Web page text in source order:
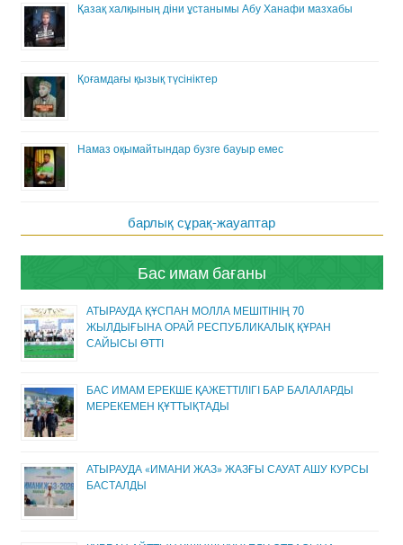
Қазақ халқының діни ұстанымы Абу Ханафи мазхабы
Қоғамдағы қызық түсініктер
Намаз оқымайтындар бузге бауыр емес
барлық сұрақ-жауаптар
Бас имам бағаны
АТЫРАУДА ҚҰСПАН МОЛЛА МЕШІТІНІҢ 70
ЖЫЛДЫҒЫНА ОРАЙ РЕСПУБЛИКАЛЫҚ ҚҰРАН
САЙЫСЫ ӨТТІ
БАС ИМАМ ЕРЕКШЕ ҚАЖЕТТІЛІГІ БАР БАЛАЛАРДЫ
МЕРЕКЕМЕН ҚҰТТЫҚТАДЫ
АТЫРАУДА «ИМАНИ ЖАЗ» ЖАЗҒЫ САУАТ АШУ КУРСЫ
БАСТАЛДЫ